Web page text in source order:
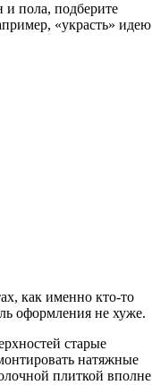
и пола, подберите
«украсть» идею
как именно кто-то
оформления не хуже.
старые
натяжные
плиткой вполне